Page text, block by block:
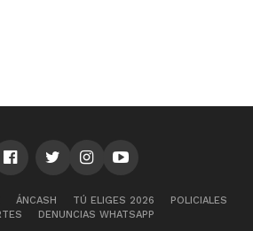
ÁNCASH TÚ ELIGES 2026
POLICIALES
DENUNCIAS WHATSAPP